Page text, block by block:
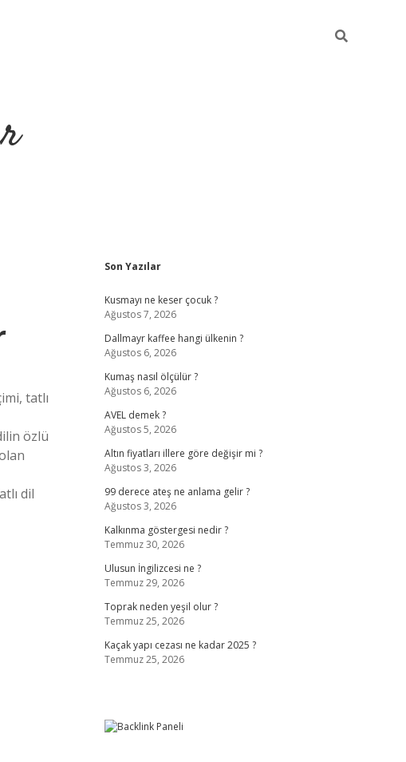
tatlı
özlü
dil
Sidebar
Son Yazılar
Kusmayı ne keser çocuk ?
Ağustos 7, 2026
Dallmayr kaffee hangi ülkenin ?
Ağustos 6, 2026
Kumaş nasıl ölçülür ?
Ağustos 6, 2026
AVEL demek ?
Ağustos 5, 2026
Altın fiyatları illere göre değişir mi ?
Ağustos 3, 2026
99 derece ateş ne anlama gelir ?
Ağustos 3, 2026
Kalkınma göstergesi nedir ?
Temmuz 30, 2026
Ulusun İngilizcesi ne ?
Temmuz 29, 2026
Toprak neden yeşil olur ?
Temmuz 25, 2026
Kaçak yapı cezası ne kadar 2025 ?
Temmuz 25, 2026